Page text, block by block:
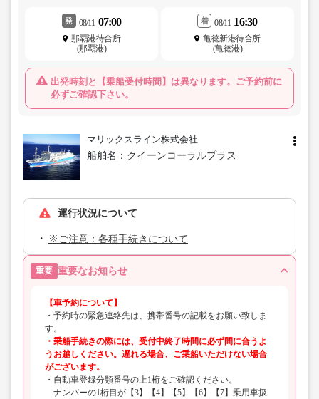
発 08/11 07:00
那覇港待合所
(那覇港)
出発時刻と【乗船受付時間】は異なります。ご予約前に
必ずご確認下さい。
着 08/11 16:30
亀徳新港待合所
(亀徳港)
マリックスライン株式会社
船舶名： クイーンコーラルプラス
運行状況について
※ご注意：各種手続きについて
重要 重要なお知らせ
【車予約について】
・予約時の緊急連絡先は、携帯番号の記載をお願い致しま
す。
・乗船手続きの際には、受付中終了時間に必ず間に合うよ
うお越しください。遅れる場合、ご乗船いただけない場合
がございます。
・自動車登録分類番号の上1桁をご確認ください。
ナンバーの1桁目が【3】【4】【5】【6】【7】乗用車扱